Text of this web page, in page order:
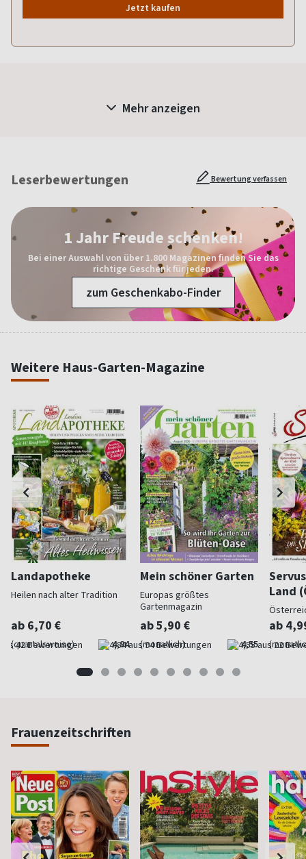
Jetzt kaufen
Mehr anzeigen
Leserbewertungen Bewertung verfassen
1 Jahr Freude schenken!
Bei einer Auswahl von über 1.800 Magazinen finden Sie das
richtige Geschenk für jeden.
zum Geschenkabo-Finder
Weitere Haus-Garten-Magazine
Landapotheke
Heilen nach alter Tradition
ab 6,70 €
(quartalsweise) 4,84
Mein schöner Garten
Europas größtes
Gartenmagazin
ab 5,90 €
(monatlich) 4,55
Land
ab
Frauenzeitschriften